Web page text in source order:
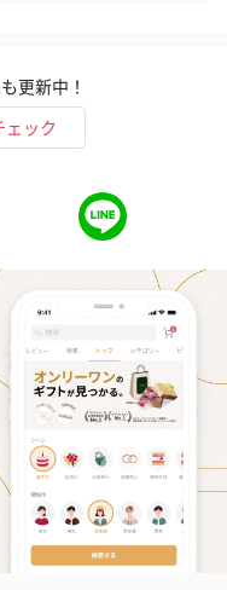
更新中！
ック